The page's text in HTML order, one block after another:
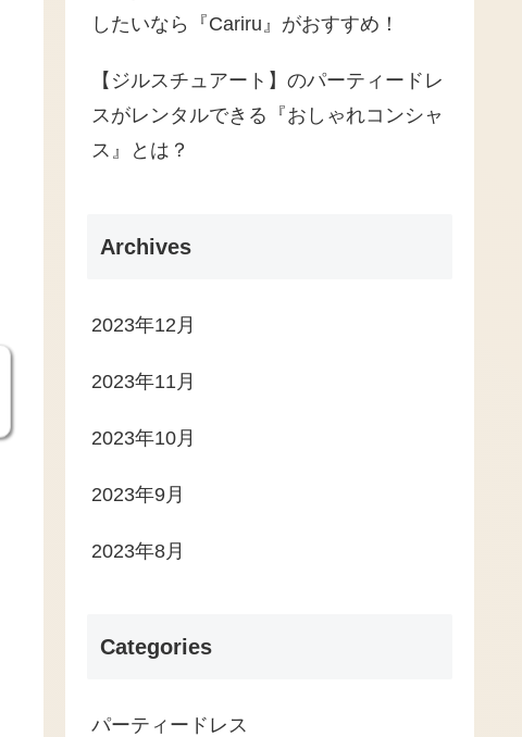
したいなら『Cariru』がおすすめ！
【ジルスチュアート】のパーティードレ
スがレンタルできる『おしゃれコンシャ
ス』とは？
Archives
2023年12月
2023年11月
2023年10月
2023年9月
2023年8月
Categories
パーティードレス